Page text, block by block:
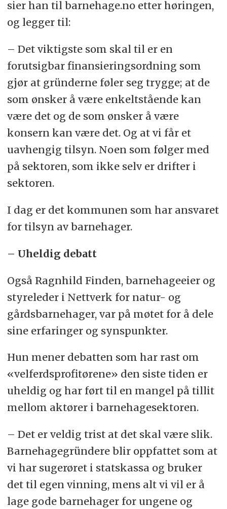
sier han til barnehage.no etter høringen,
og legger til:
– Det viktigste som skal til er en
forutsigbar finansieringsordning som
gjør at gründerne føler seg trygge; at de
som ønsker å være enkeltstående kan
være det og de som ønsker å være
konsern kan være det. Og at vi får et
uavhengig tilsyn. Noen som følger med
på sektoren, som ikke selv er drifter i
sektoren.
I dag er det kommunen som har ansvaret
for tilsyn av barnehager.
– Uheldig debatt
Også Ragnhild Finden, barnehageeier og
styreleder i Nettverk for natur- og
gårdsbarnehager, var på møtet for å dele
sine erfaringer og synspunkter.
Hun mener debatten som har rast om
«velferdsprofitørene» den siste tiden er
uheldig og har ført til en mangel på tillit
mellom aktører i barnehagesektoren.
– Det er veldig trist at det skal være slik.
Barnehagegründere blir oppfattet som at
vi har sugerøret i statskassa og bruker
det til egen vinning, mens alt vi vil er å
lage gode barnehager for ungene og